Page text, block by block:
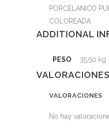
PORCELANICO
COLOREADA
ADDITIONAL
PESO 35,50 kg
VALORACIONES
No hay